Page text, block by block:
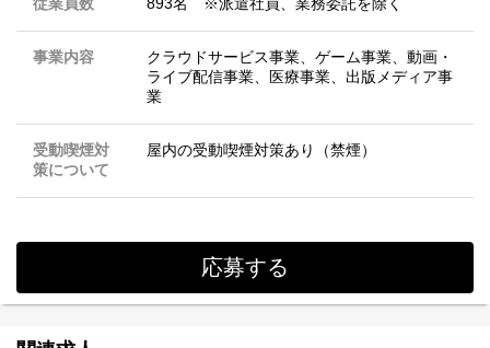
事業内容
クラウドサービス事業、ゲーム事業、動画・
ライブ配信事業、医療事業、出版メディア事
業
受動喫煙対
策について
屋内の受動喫煙対策あり（禁煙）
応募する